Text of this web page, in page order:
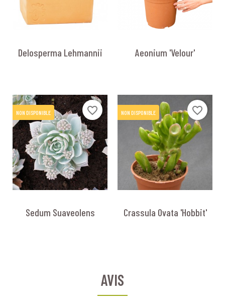
Delosperma Lehmannii Aeonium 'Velour'
NON DISPONIBLE favorite_border
Sedum Suaveolens
NON DISPONIBLE favorite_border
Crassula Ovata 'Hobbit'
AVIS